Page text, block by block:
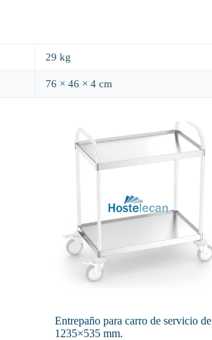
29 kg
76 × 46 × 4 cm
Entrepaño para carro de servicio de
1235×535 mm.